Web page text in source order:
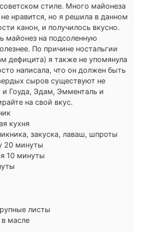
стиле. Много майонеза
нравится, но я решила в данном
канон, и получилось вкусно.
майонез на подсоленную
По причине ностальгии
дефицита) я также не упомянула
написала, что он должен быть
сыров существуют не
и Гоуда, Эдам, Эмменталь и
на свой вкус.
кухня
закуска, лаваш, шпроты
20 минуты
минуты
10 минуты
минуты
листы
масле